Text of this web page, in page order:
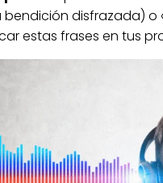
bendición disfrazada) o
estas frases en tus